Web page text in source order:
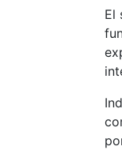
El